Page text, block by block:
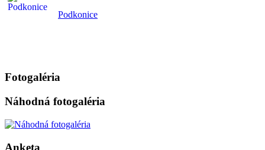
Podkonice
Fotogaléria
Náhodná fotogaléria
Anketa